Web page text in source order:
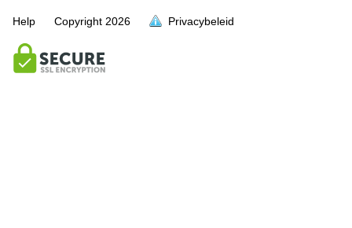
Help Copyright 2026 Privacybeleid